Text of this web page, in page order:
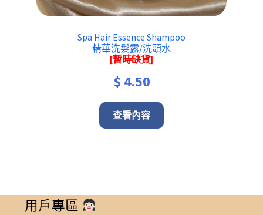
Spa Hair Essence Shampoo
精華洗髮露/洗頭水
[暫時缺貨]
$ 4.50
查看內容
用戶專區